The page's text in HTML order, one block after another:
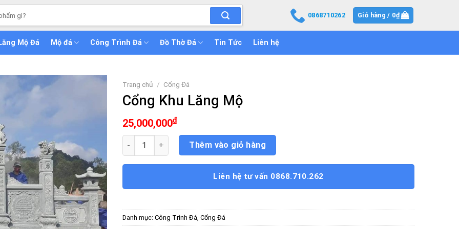
0868710262 Giỏ hàng / 0₫
Lăng Mộ Đá Mộ đá Công Trình Đá Đồ Thờ Đá Tin Tức Liên hệ
Trang chủ / Cổng Đá
Cổng Khu Lăng Mộ
25,000,000₫
Cổng Khu Lăng Mộ số lượngThêm vào giỏ hàng
Liên hệ tư vấn 0868.710.262
Danh mục: Công Trình Đá Cổng Đá